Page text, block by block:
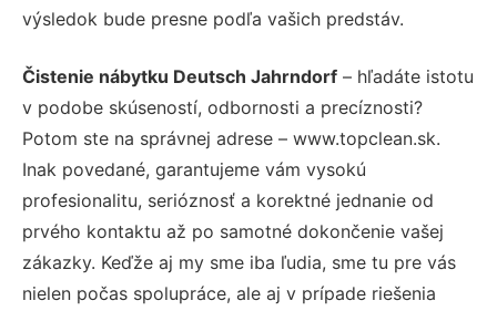
výsledok bude presne podľa vašich predstáv.
Čistenie nábytku Deutsch Jahrndorf – hľadáte istotu
v podobe skúseností, odbornosti a precíznosti?
Potom ste na správnej adrese – www.topclean.sk.
Inak povedané, garantujeme vám vysokú
profesionalitu, serióznosť a korektné jednanie od
prvého kontaktu až po samotné dokončenie vašej
zákazky. Keďže aj my sme iba ľudia, sme tu pre vás
nielen počas spolupráce, ale aj v prípade riešenia